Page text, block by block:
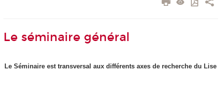
Le séminaire général
Le Séminaire est transversal aux différents axes de recherche du Lise